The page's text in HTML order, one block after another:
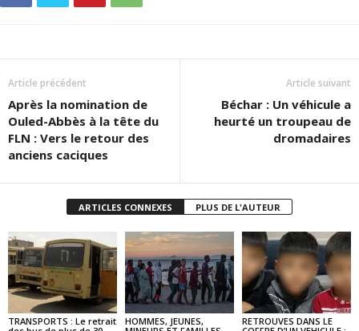
Article précédent
Après la nomination de
Ouled-Abbès à la tête du
FLN : Vers le retour des
anciens caciques
Article suivant
Béchar : Un véhicule a
heurté un troupeau de
dromadaires
ARTICLES CONNEXES PLUS DE L'AUTEUR
TRANSPORTS : Le retrait
HOMMES, JEUNES,
RETROUVES DANS LE